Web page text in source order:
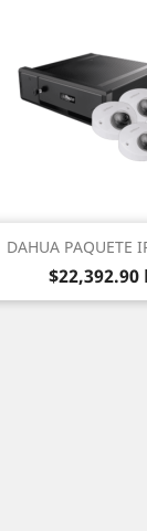
DAHUA PAQUETE
Precio
$22,392.90
Vista